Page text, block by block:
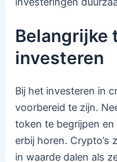
Belangrijke
investeren
Bij het investeren in
voorbereid te zijn.
token te begrijpen en
erbij horen. Crypto’s
in waarde dalen als